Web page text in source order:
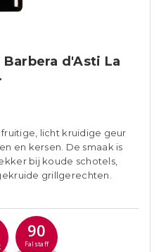
d'Asti La
licht kruidige geur
en kersen. De smaak is
bij koude schotels,
grillgerechten.
90
Falstaff